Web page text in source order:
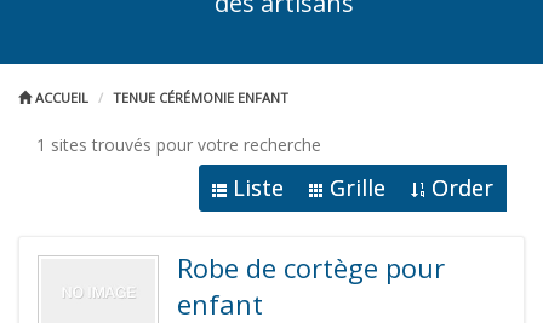
ACCUEIL TENUE CÉRÉMONIE ENFANT
1 sites trouvés pour votre recherche
Liste Grille Order
Robe de cortège pour
enfant